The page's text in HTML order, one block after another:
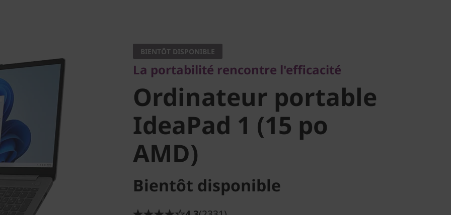
Ordinateur
portable IdeaPad 1
(15 po AMD)
BIENTÔT DISPONIBLE
La portabilité rencontre l'efficacité
Ordinateur portable
IdeaPad 1 (15 po
AMD)
Bientôt disponible